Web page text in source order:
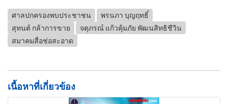
ศาลปกครองพบประชาชน
พรนภา บุญฤทธิ์
สุทนต์ กล้าการขาย
จตุภรณ์ แก้วคุ้มภัย พัฒนสิทธิชีวิน
สมาคมสื่อช่อสะอาด
เนื้อหาที่เกี่ยวข้อง